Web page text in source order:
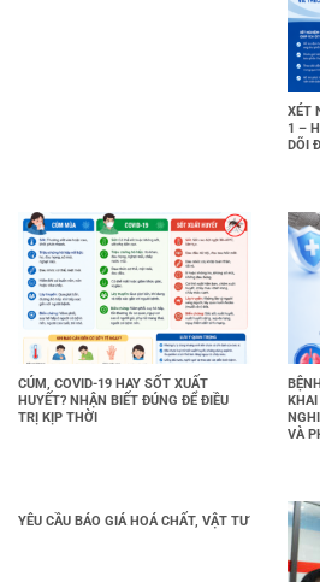
XÉT
1 –
DÕI
CÚM, COVID-19 HAY SỐT XUẤT
HUYẾT? NHẬN BIẾT ĐÚNG ĐỂ ĐIỀU
TRỊ KỊP THỜI
VÀ
YÊU CẦU BÁO GIÁ HOÁ CHẤT, VẬT TƯ